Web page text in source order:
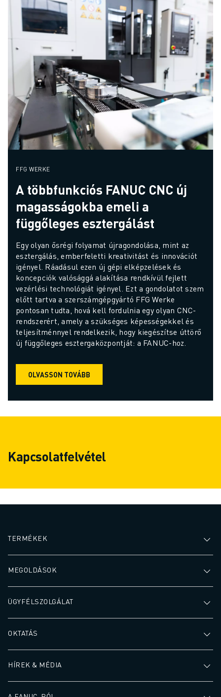
FFG WERKE
A többfunkciós FANUC CNC új
magasságokba emeli a
függőleges esztergálást
Egy olyan ősrégi folyamat újragondolása, mint az
esztergálás, emberfeletti kreativitást és innovációt
igényel. Ráadásul ezen új gépi elképzelések és
koncepciók valósággá alakítása rendkívül fejlett
vezérlési technológiát igényel. Ezt a gondolatot szem
előtt tartva a szerszámgépgyártó FFG Werke
pontosan tudta, hová kell fordulnia egy olyan CNC-
rendszerért, amely a szükséges képességekkel és
teljesítménnyel rendelkezik, hogy kiegészítse úttörő
új függőleges esztergaközpontját: a FANUC-hoz.
OLVASSON TOVÁBB
Kapcsolatfelvétel
TERMÉKEK
MEGOLDÁSOK
ÜGYFÉLSZOLGÁLAT
OKTATÁS
HÍREK & MÉDIA